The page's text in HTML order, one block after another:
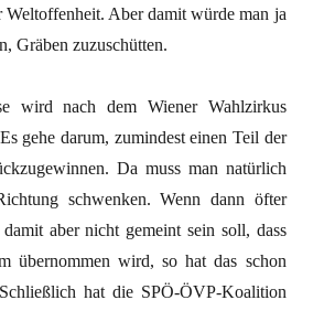
Weltoffenheit. Aber damit würde man ja
Gräben zuzuschütten.
wird nach dem Wiener Wahlzirkus
gehe darum, zumindest einen Teil der
Da muss man natürlich
schwenken. Wenn dann öfter
damit aber nicht gemeint sein soll, dass
übernommen wird, so hat das schon
hat die SPÖ-ÖVP-Koalition